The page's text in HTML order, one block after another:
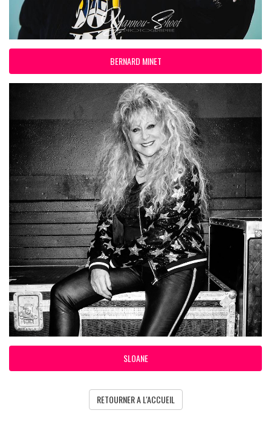
BERNARD MINET
SLOANE
RETOURNER A L'ACCUEIL